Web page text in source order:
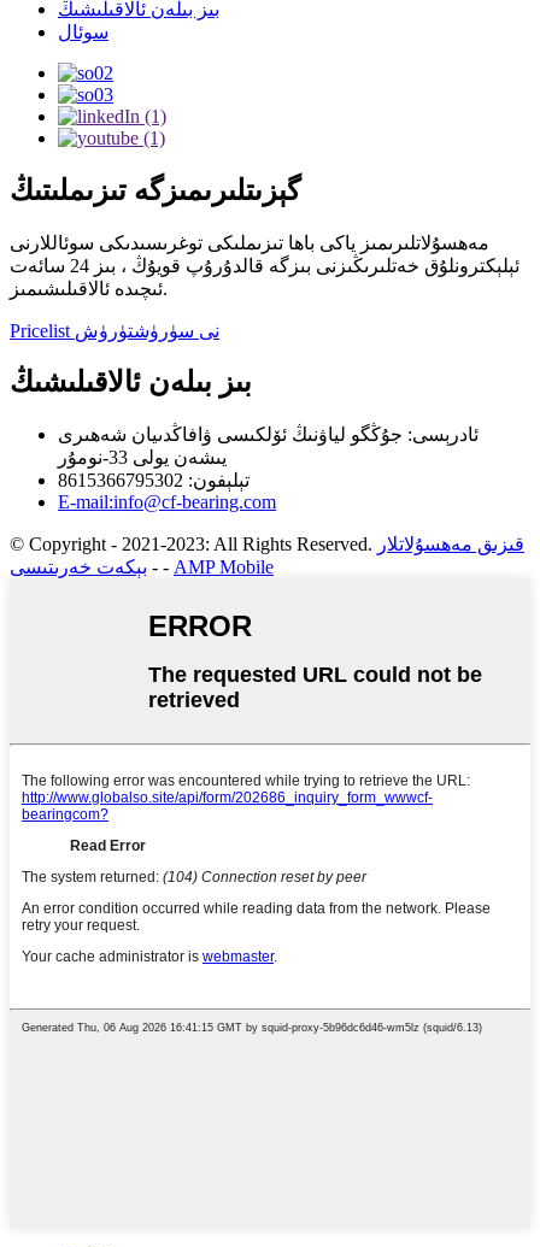
بىز بىلەن ئالاقىلىشىڭ
سوئال
گېزىتلىرىمىزگە تىزىملىتىڭ
مەھسۇلاتلىرىمىز ياكى باھا تىزىملىكى توغرىسىدىكى سوئاللارنى
ئېلېكترونلۇق خەتلىرىڭىزنى بىزگە قالدۇرۇپ قويۇڭ ، بىز 24 سائەت
ئىچىدە ئالاقىلىشىمىز.
Pricelist نى سۈرۈشتۈرۈش
بىز بىلەن ئالاقىلىشىڭ
ئادرېسى: جۇڭگو لياۋنىڭ ئۆلكىسى ۋافاڭدىيان شەھىرى
يىشەن يولى 33-نومۇر
تېلېفون: 8615366795302
E-mail:info@cf-bearing.com
© Copyright - 2021-2023: All Rights Reserved. قىزىق مەھسۇلاتلار
- بېكەت خەرىتىسى - AMP Mobile